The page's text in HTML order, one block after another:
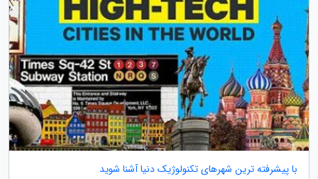
با پیشرفته ترین شهرهای تکنولوژیک دنیا آشنا شوید